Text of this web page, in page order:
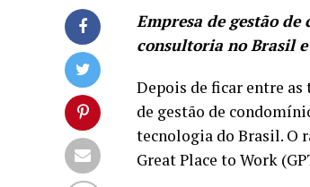
Empresa de gestão
consultoria no Brasil
Depois de ficar entre
de gestão de
tecnologia do Brasil. O
Great Place to Work